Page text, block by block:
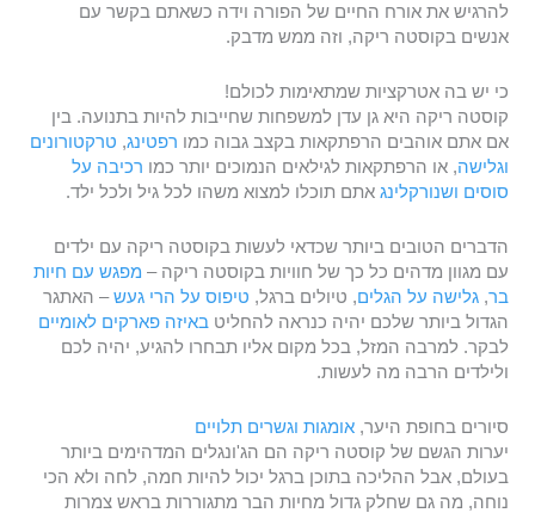
להרגיש את אורח החיים של הפורה וידה כשאתם בקשר עם
אנשים בקוסטה ריקה, וזה ממש מדבק.
כי יש בה אטרקציות שמתאימות לכולם!
קוסטה ריקה היא גן עדן למשפחות שחייבות להיות בתנועה. בין
אם אתם אוהבים הרפתקאות בקצב גבוה כמו רפטינג, טרקטורונים
וגלישה, או הרפתקאות לגילאים הנמוכים יותר כמו רכיבה על
סוסים ושנורקלינג אתם תוכלו למצוא משהו לכל גיל ולכל ילד.
הדברים הטובים ביותר שכדאי לעשות בקוסטה ריקה עם ילדים
עם מגוון מדהים כל כך של חוויות בקוסטה ריקה – מפגש עם חיות
בר,גלישה על הגלים, טיולים ברגל, טיפוס על הרי געש– האתגר
הגדול ביותר שלכם יהיה כנראה להחליט באיזה פארקים לאומיים
לבקר. למרבה המזל, בכל מקום אליו תבחרו להגיע, יהיה לכם
ולילדים הרבה מה לעשות.
סיורים בחופת היער,אומגות וגשרים תלויים
יערות הגשם של קוסטה ריקה הם הג'ונגלים המדהימים ביותר
בעולם, אבל ההליכה בתוכן ברגל יכול להיות חמה, לחה ולא הכי
נוחה, מה גם שחלק גדול מחיות הבר מתגוררות בראש צמרות